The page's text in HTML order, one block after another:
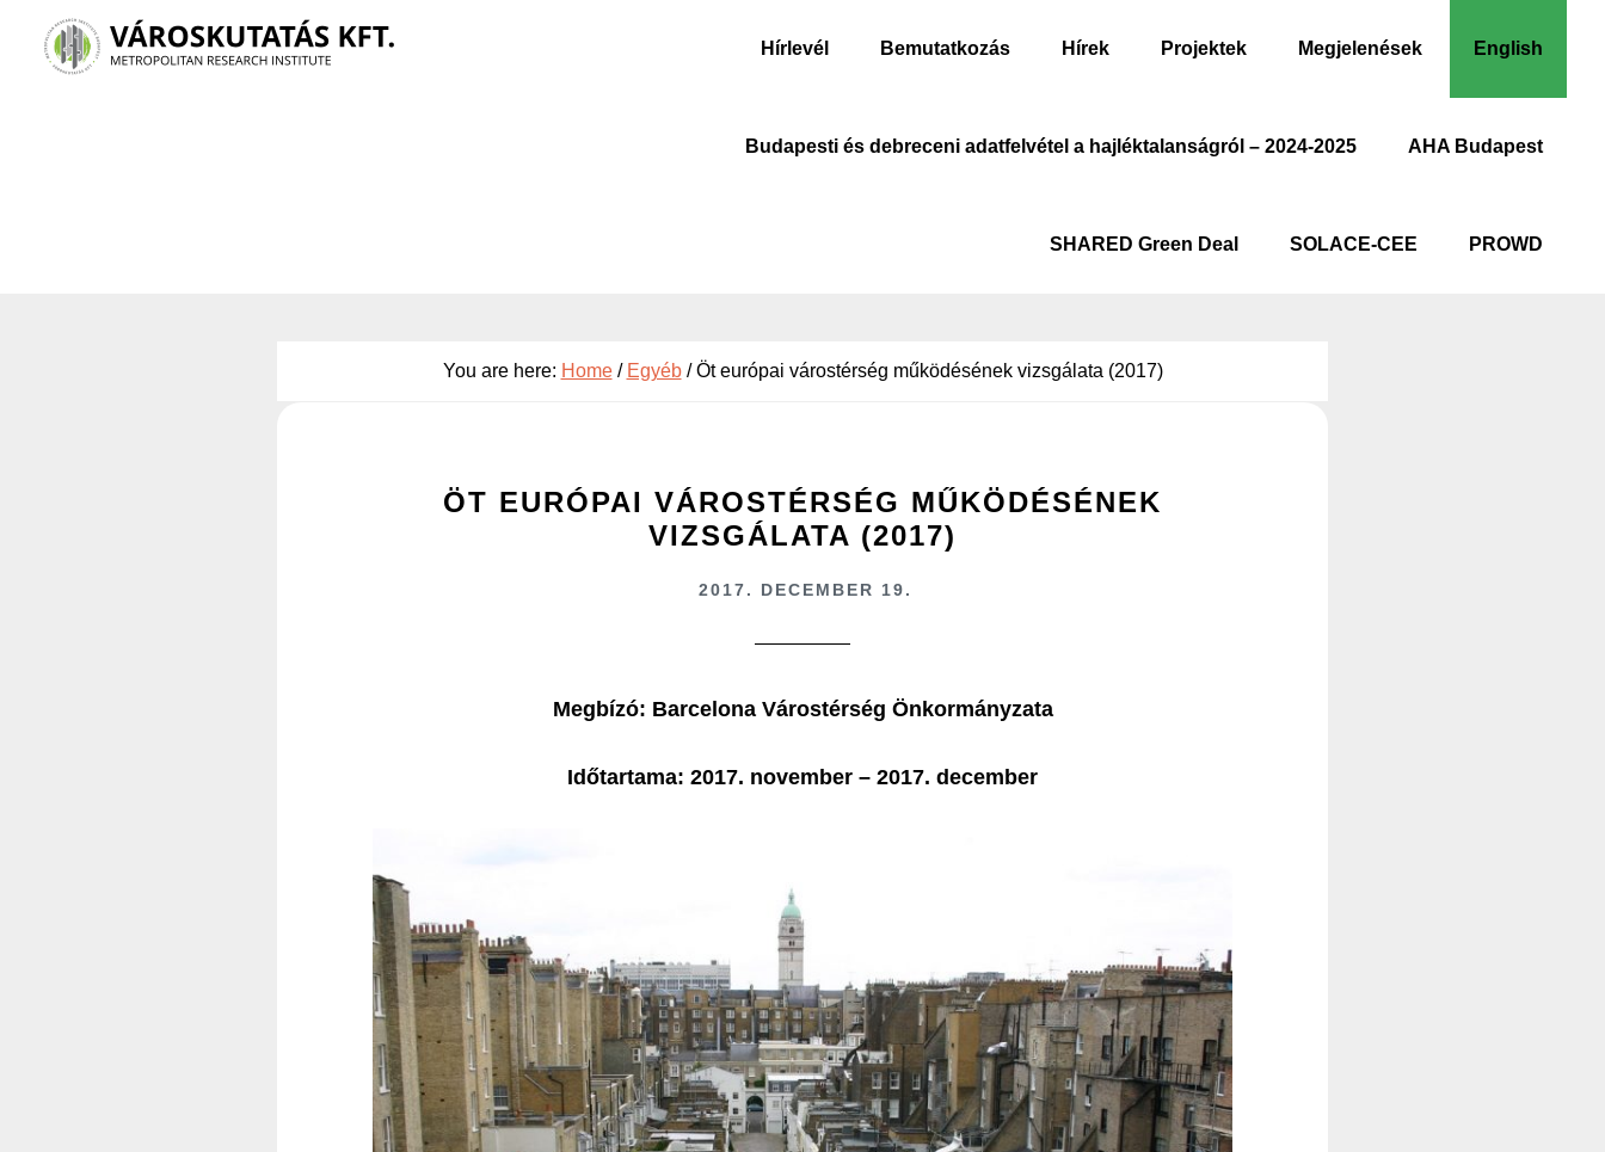
Hírlevél Bemutatkozás Hírek Projektek Megjelenések English
Budapesti és debreceni adatfelvétel a hajléktalanságról – 2024-2025 AHA Budapest
SHARED Green Deal SOLACE-CEE PROWD
You are here: Home / Egyéb /Öt európai várostérség működésének vizsgálata (2017)
ÖT EURÓPAI VÁROSTÉRSÉG MŰKÖDÉSÉNEK
VIZSGÁLATA (2017)
2017. DECEMBER 19.
Megbízó: Barcelona Várostérség Önkormányzata
Időtartama: 2017. november – 2017. december